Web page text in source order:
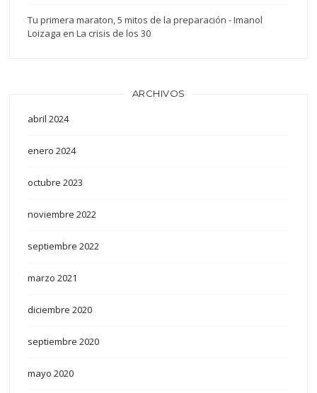
Tu primera maraton, 5 mitos de la preparación - Imanol
Loizaga enLa crisis de los 30
ARCHIVOS
abril 2024
enero 2024
octubre 2023
noviembre 2022
septiembre 2022
marzo 2021
diciembre 2020
septiembre 2020
mayo 2020